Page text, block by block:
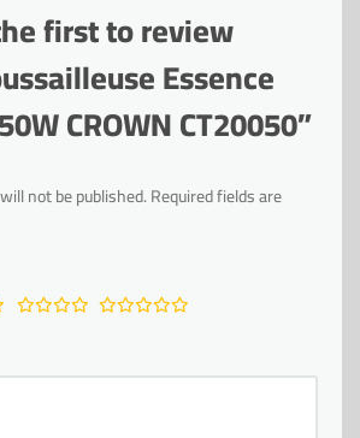
first to review
Essence
CROWN CT20050”
not be published.Required fields are